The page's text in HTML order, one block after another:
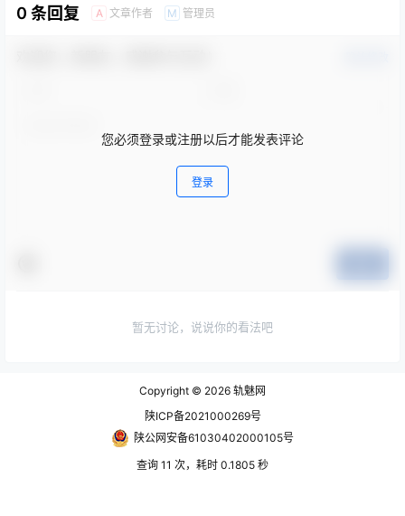
0 条回复 A 文章作者 M 管理员
您必须登录或注册以后才能发表评论
登录
暂无讨论，说说你的看法吧
Copyright © 2026 轨魅网
陕ICP备2021000269号
陕公网安备61030402000105号
查询 11 次，耗时 0.1805 秒